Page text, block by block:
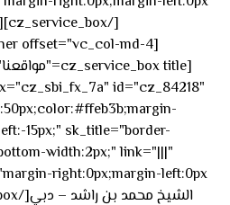
id="cz_84218"
15px;" sk_title="border-
width:2px;" link="|||"